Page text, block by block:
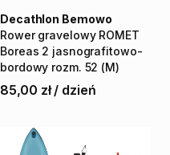
Rower gravelowy ROMET
Boreas 2 jasnografitowo-
bordowy rozm. 52 (M)
Decathlon Bemowo
85,00 zł / dzień